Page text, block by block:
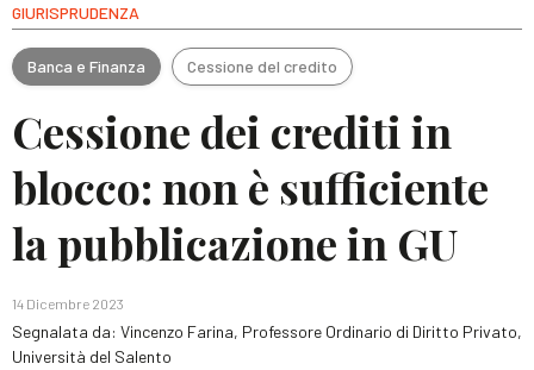
GIURISPRUDENZA
Banca e Finanza Cessione del credito
Cessione dei crediti in
blocco: non è sufficiente
la pubblicazione in GU
14 Dicembre 2023
Segnalata da: Vincenzo Farina, Professore Ordinario di Diritto Privato,
Università del Salento